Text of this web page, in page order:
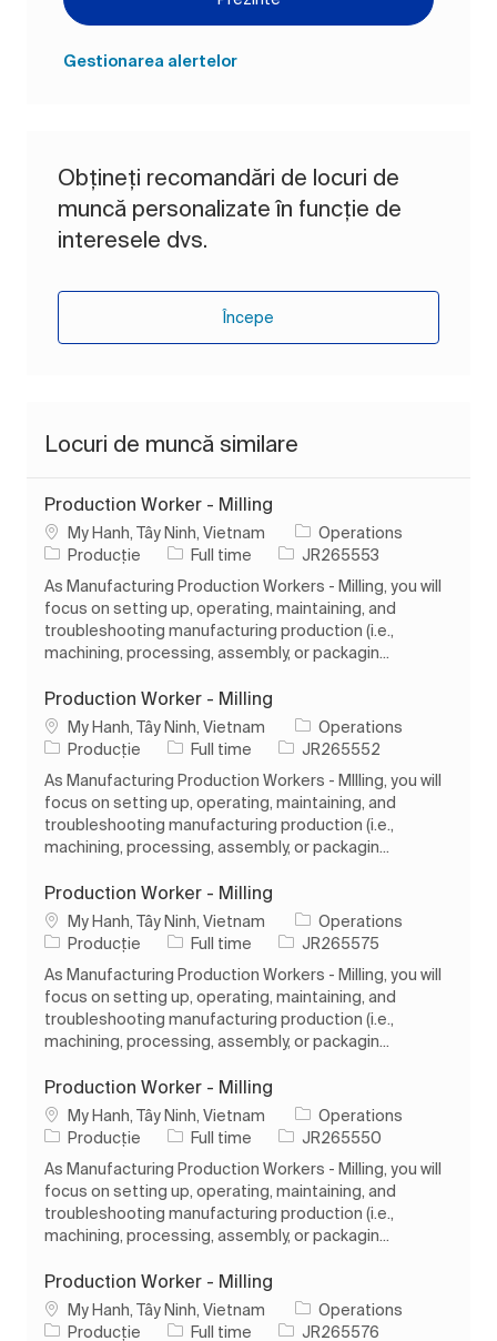
Gestionarea alertelor
Obțineți recomandări de locuri de
muncă personalizate în funcție de
interesele dvs.
Începe
Locuri de muncă similare
Production Worker - Milling
LocMy Hanh, Tây Ninh, Vietnam
Operations
Categorie
Producție Tipul postului
Full time Job IdJR265553
As Manufacturing Production Workers - Milling, you will
focus on setting up, operating, maintaining, and
troubleshooting manufacturing production (i.e.,
machining, processing, assembly, or packagin...
Production Worker - Milling
LocMy Hanh, Tây Ninh, Vietnam
Operations
Categorie
Producție Tipul postului
Full time Job IdJR265552
As Manufacturing Production Workers - MIlling, you will
focus on setting up, operating, maintaining, and
troubleshooting manufacturing production (i.e.,
machining, processing, assembly, or packagin...
Production Worker - Milling
LocMy Hanh, Tây Ninh, Vietnam
Operations
Categorie
Producție Tipul postului
Full time Job IdJR265575
As Manufacturing Production Workers - Milling, you will
focus on setting up, operating, maintaining, and
troubleshooting manufacturing production (i.e.,
machining, processing, assembly, or packagin...
Production Worker - Milling
LocMy Hanh, Tây Ninh, Vietnam
Operations
Categorie
Producție Tipul postului
Full time Job IdJR265550
As Manufacturing Production Workers - Milling, you will
focus on setting up, operating, maintaining, and
troubleshooting manufacturing production (i.e.,
machining, processing, assembly, or packagin...
Production Worker - Milling
LocMy Hanh, Tây Ninh, Vietnam
Operations
Categorie
Producție Tipul postului
Full time Job IdJR265576